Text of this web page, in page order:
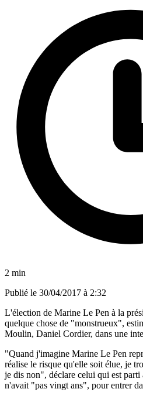
2 min
Publié le 30/04/2017 à 2:32
L'élection de Marine Le Pen à la
quelque chose de "monstrueux",
Moulin, Daniel Cordier, dans une
"Quand j'imagine Marine Le Pen
réalise le risque qu'elle soit élue, je
je dis non", déclare celui qui est
n'avait "pas vingt ans", pour entrer